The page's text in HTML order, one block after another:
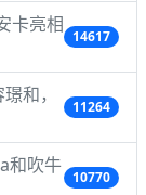
卡亮相
14617
和，
11264
和吹牛
10770